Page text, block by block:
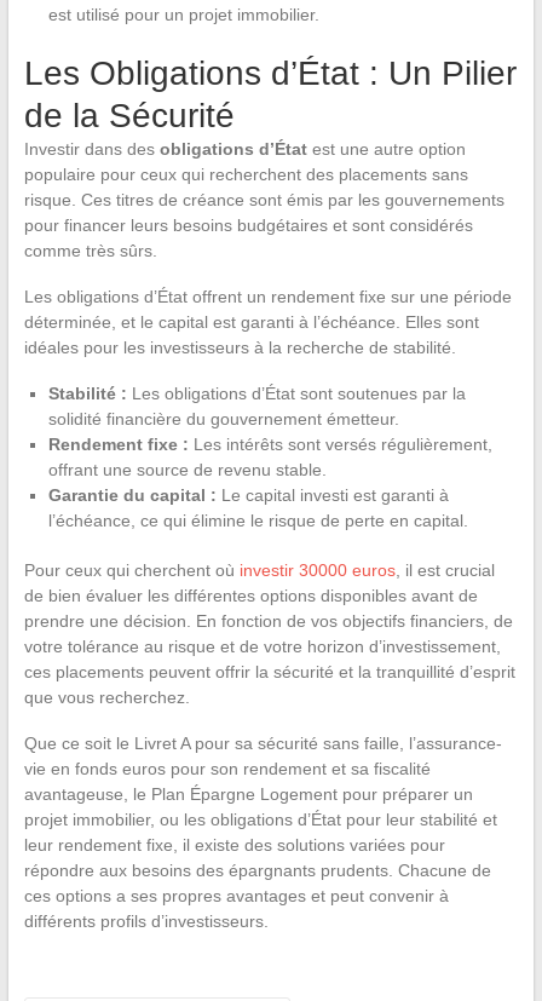
est utilisé pour un projet immobilier.
Les Obligations d’État : Un Pilier
de la Sécurité
Investir dans des obligations d’Étatest une autre option
populaire pour ceux qui recherchent des placements sans
risque. Ces titres de créance sont émis par les gouvernements
pour financer leurs besoins budgétaires et sont considérés
comme très sûrs.
Les obligations d’État offrent un rendement fixe sur une période
déterminée, et le capital est garanti à l’échéance. Elles sont
idéales pour les investisseurs à la recherche de stabilité.
Stabilité : Les obligations d’État sont soutenues par la
solidité financière du gouvernement émetteur.
Rendement fixe : Les intérêts sont versés régulièrement,
offrant une source de revenu stable.
Garantie du capital : Le capital investi est garanti à
l’échéance, ce qui élimine le risque de perte en capital.
Pour ceux qui cherchent où investir 30000 euros, il est crucial
de bien évaluer les différentes options disponibles avant de
prendre une décision. En fonction de vos objectifs financiers, de
votre tolérance au risque et de votre horizon d’investissement,
ces placements peuvent offrir la sécurité et la tranquillité d’esprit
que vous recherchez.
Que ce soit le Livret A pour sa sécurité sans faille, l’assurance-
vie en fonds euros pour son rendement et sa fiscalité
avantageuse, le Plan Épargne Logement pour préparer un
projet immobilier, ou les obligations d’État pour leur stabilité et
leur rendement fixe, il existe des solutions variées pour
répondre aux besoins des épargnants prudents. Chacune de
ces options a ses propres avantages et peut convenir à
différents profils d’investisseurs.